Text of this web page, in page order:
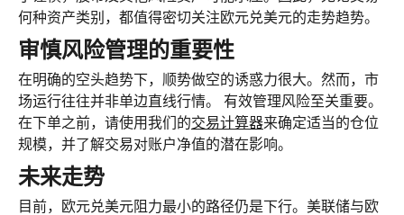
何种资产类别，都值得密切关注欧元兑美元的走势趋势。
审慎风险管理的重要性
在明确的空头趋势下，顺势做空的诱惑力很大。然而，市
场运行往往并非单边直线行情。 有效管理风险至关重要。
在下单之前，请使用我们的交易计算器来确定适当的仓位
规模，并了解交易对账户净值的潜在影响。
未来走势
目前， 欧元兑美元阻力最小的路径仍是下行。美联储与欧